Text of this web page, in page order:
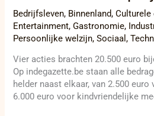
Bedrijfsleven, Binnenland,Culturele
Entertainment,Gastronomie,
Persoonlijke welzijn,Sociaal,
Vier acties brachten 20.500 euro
Op indegazette.be staan alle
helder naast elkaar, van 2.500
6.000 euro voor kindvriendelijke